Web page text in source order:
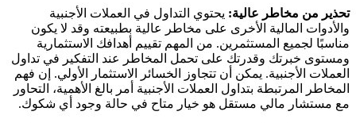
تحذير من مخاطر عالية: يحتوي التداول في العملات الأجنبية
والأدوات المالية الأخرى على مخاطر عالية بطبيعته وقد لا يكون
مناسبًا لجميع المستثمرين. من المهم تقييم أهدافك الاستثمارية
ومستوى خبرتك وقدرتك على تحمل المخاطر عند التفكير في تداول
العملات الأجنبية. يمكن أن تتجاوز الخسائر الاستثمار الأولي. إن فهم
المخاطر المرتبطة بتداول العملات الأجنبية أمر بالغ الأهمية، التحاور
مع مستشار مالي مستقل هو خيار متاح في حالة وجود أي شكوك.